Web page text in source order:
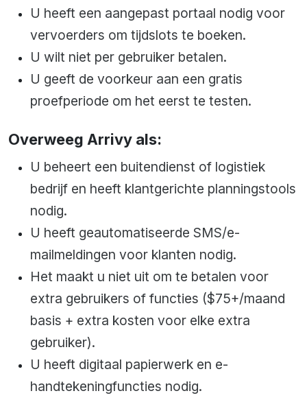
U heeft een aangepast portaal nodig voor
vervoerders om tijdslots te boeken.
U wilt niet per gebruiker betalen.
U geeft de voorkeur aan een gratis
proefperiode om het eerst te testen.
Overweeg Arrivy als:
U beheert een buitendienst of logistiek
bedrijf en heeft klantgerichte planningstools
nodig.
U heeft geautomatiseerde SMS/e-
mailmeldingen voor klanten nodig.
Het maakt u niet uit om te betalen voor
extra gebruikers of functies ($75+/maand
basis + extra kosten voor elke extra
gebruiker).
U heeft digitaal papierwerk en e-
handtekeningfuncties nodig.